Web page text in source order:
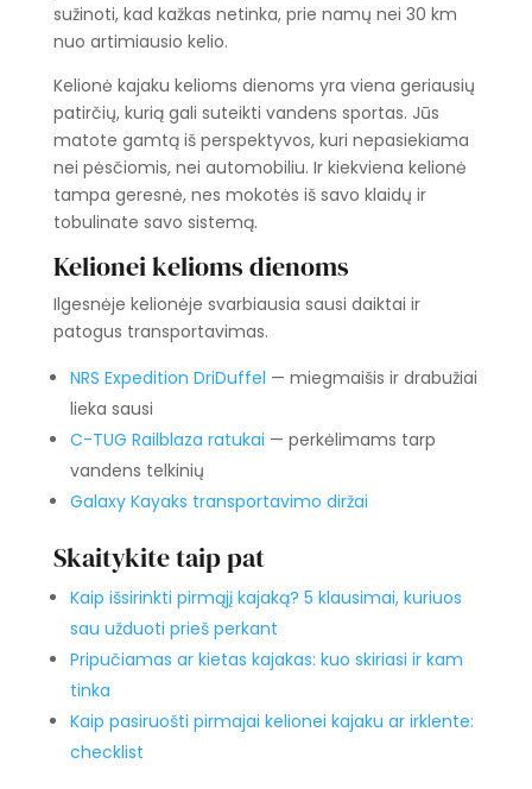
sužinoti, kad kažkas netinka, prie namų nei 30 km
nuo artimiausio kelio.
Kelionė kajaku kelioms dienoms yra viena geriausių
patirčių, kurią gali suteikti vandens sportas. Jūs
matote gamtą iš perspektyvos, kuri nepasiekiama
nei pėsčiomis, nei automobiliu. Ir kiekviena kelionė
tampa geresnė, nes mokotės iš savo klaidų ir
tobulinate savo sistemą.
Kelionei kelioms dienoms
Ilgesnėje kelionėje svarbiausia sausi daiktai ir
patogus transportavimas.
NRS Expedition DriDuffel — miegmaišis ir drabužiai
lieka sausi
C-TUG Railblaza ratukai — perkėlimams tarp
vandens telkinių
Galaxy Kayaks transportavimo diržai
Skaitykite taip pat
Kaip išsirinkti pirmąjį kajaką? 5 klausimai, kuriuos
sau užduoti prieš perkant
Pripučiamas ar kietas kajakas: kuo skiriasi ir kam
tinka
Kaip pasiruošti pirmajai kelionei kajaku ar irklente:
checklist